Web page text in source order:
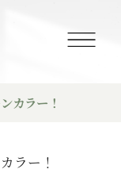
カラー！
ラー！